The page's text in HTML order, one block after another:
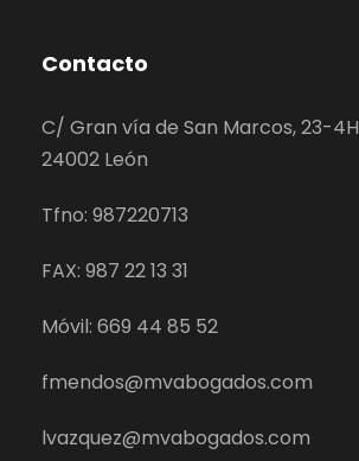
Contacto
C/ Gran vía de San Marcos, 23-4H
24002 León
Tfno: 987220713
FAX: 987 22 13 31
Móvil: 669 44 85 52
fmendos@mvabogados.com
lvazquez@mvabogados.com